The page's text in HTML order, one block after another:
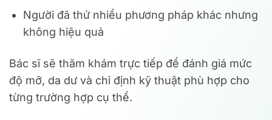
Người đã thử nhiều phương pháp khác nhưng
không hiệu quả
Bác sĩ sẽ thăm khám trực tiếp để đánh giá mức
độ mỡ, da dư và chỉ định kỹ thuật phù hợp cho
từng trường hợp cụ thể.